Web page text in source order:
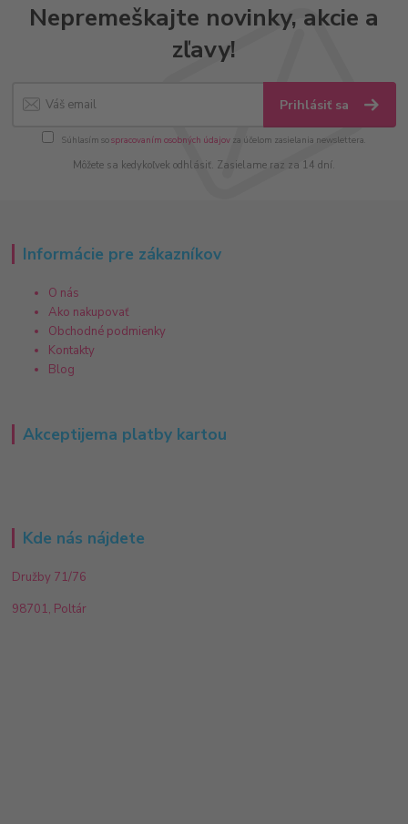
Nepremeškajte novinky, akcie a
zľavy!
Prihlásiť sa
Súhlasím sospracovaním osobných údajov za účelom zasielania newslettera.
Môžete sa kedykoľvek odhlásiť. Zasielame raz za 14 dní.
Informácie pre zákazníkov
O nás
Ako nakupovať
Obchodné podmienky
Kontakty
Blog
Akceptijema platby kartou
Kde nás nájdete
Družby 71/76
98701, Poltár